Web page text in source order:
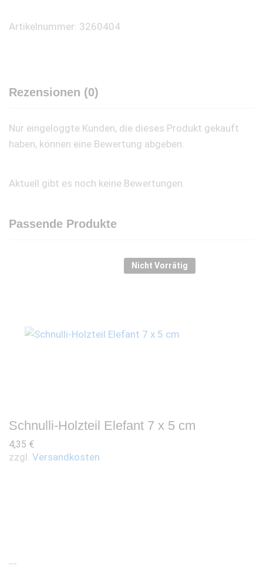
Artikelnummer: 3260404
Rezensionen (0)
Nur eingeloggte Kunden, die dieses Produkt gekauft
haben, können eine Bewertung abgeben.
Aktuell gibt es noch keine Bewertungen.
Passende Produkte
Nicht Vorrätig
Schnulli-Holzteil Elefant 7 x 5 cm
4,35 €
zzgl. Versandkosten